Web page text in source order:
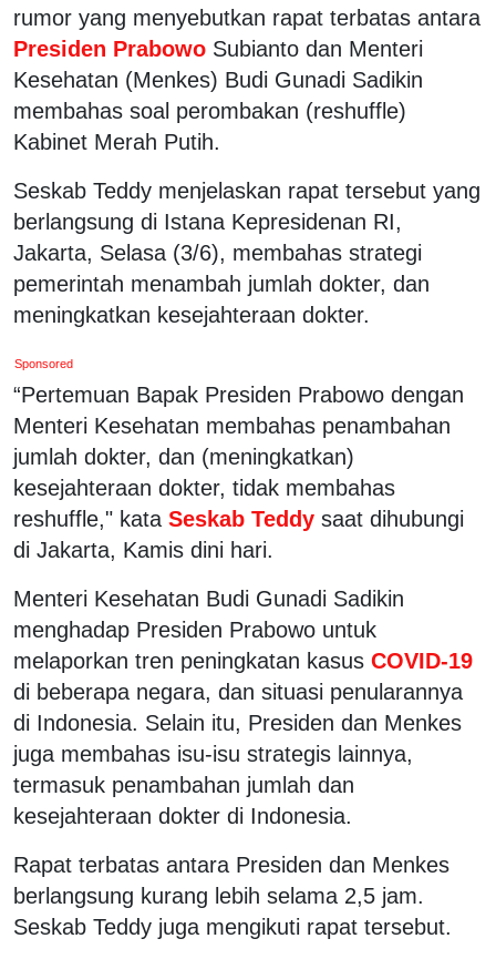
rumor yang menyebutkan rapat terbatas antara
Presiden Prabowo Subianto dan Menteri
Kesehatan (Menkes) Budi Gunadi Sadikin
membahas soal perombakan (reshuffle)
Kabinet Merah Putih.
Seskab Teddy menjelaskan rapat tersebut yang
berlangsung di Istana Kepresidenan RI,
Jakarta, Selasa (3/6), membahas strategi
pemerintah menambah jumlah dokter, dan
meningkatkan kesejahteraan dokter.
Sponsored
“Pertemuan Bapak Presiden Prabowo dengan
Menteri Kesehatan membahas penambahan
jumlah dokter, dan (meningkatkan)
kesejahteraan dokter, tidak membahas
reshuffle," kata Seskab Teddy saat dihubungi
di Jakarta, Kamis dini hari.
Menteri Kesehatan Budi Gunadi Sadikin
menghadap Presiden Prabowo untuk
melaporkan tren peningkatan kasus COVID-19
di beberapa negara, dan situasi penularannya
di Indonesia. Selain itu, Presiden dan Menkes
juga membahas isu-isu strategis lainnya,
termasuk penambahan jumlah dan
kesejahteraan dokter di Indonesia.
Rapat terbatas antara Presiden dan Menkes
berlangsung kurang lebih selama 2,5 jam.
Seskab Teddy juga mengikuti rapat tersebut.